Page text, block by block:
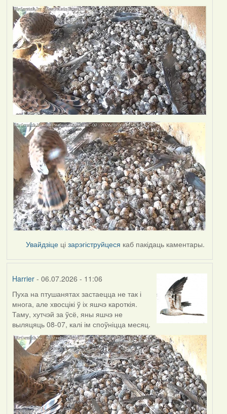
Увайдзіце цізарэгіструйцеся каб пакідаць каментары.
Harrier- 06.07.2026 - 11:06
Пуха на птушанятах застаецца не так і
многа, але хвосцікі ў іх яшчэ кароткія.
Таму, хутчэй за ўсё, яны яшчэ не
выляцяць 08-07, калі ім споўніцца месяц.